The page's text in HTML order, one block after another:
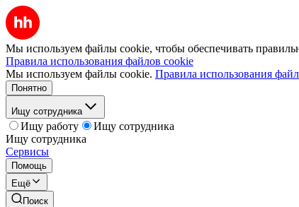
Мы используем файлы cookie, чтобы обеспечивать
Правила использования файлов cookie
Мы используем файлы cookie. Правила использования
Понятно
Ищу сотрудника
Ищу работу
Ищу сотрудника
Ищу сотрудника
Сервисы
Помощь
Ещё
Поиск